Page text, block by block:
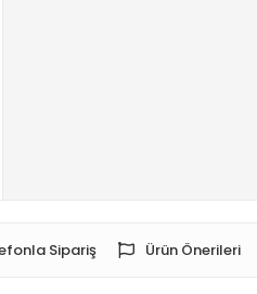
Sipariş Ürün Önerileri